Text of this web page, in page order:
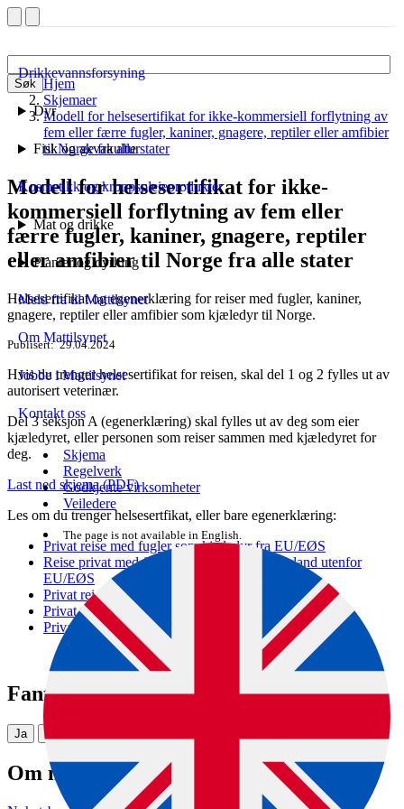
Søk
Drikkevannsforsyning
Dyr
Fisk og akvakultur
Kosmetikk og kroppspleieprodukter
Mat og drikke
Planter og dyrking
Meld fra til Mattilsynet
Om Mattilsynet
Jobbe i Mattilsynet
Kontakt oss
Skjema
Regelverk
Godkjente virksomheter
Veiledere
The page is not available in English.
Hjem
Skjemaer
Modell for helsesertifikat for ikke-kommersiell forflytning av
fem eller færre fugler, kaniner, gnagere, reptiler eller amfibier
til Norge fra alle stater
Modell for helsesertifikat for ikke-
kommersiell forflytning av fem eller
færre fugler, kaniner, gnagere, reptiler
eller amfibier til Norge fra alle stater
Helsesertifikat og egenerklæring for reiser med fugler, kaniner,
gnagere, reptiler eller amfibier som kjæledyr til Norge.
Publisert 29.04.2024
Hvis du trenger helsesertifikat for reisen, skal del 1 og 2 fylles ut av
autorisert veterinær.
Del 3 seksjon A (egenerklæring) skal fylles ut av deg som eier
kjæledyret, eller personen som reiser sammen med kjæledyret for
deg.
Last ned skjema (PDF)
Les om du trenger helsesertfikat, eller bare egenerklæring:
Privat reise med fugler som kjæledyr fra EU/EØS
Reise privat med fugler som kjæledyr til fra land utenfor
EU/EØS
Privat reise med gnager
Privat reise med kanin
Privat reise med reptiler
Fant du det du lette etter?
Ja
Om nettstedet